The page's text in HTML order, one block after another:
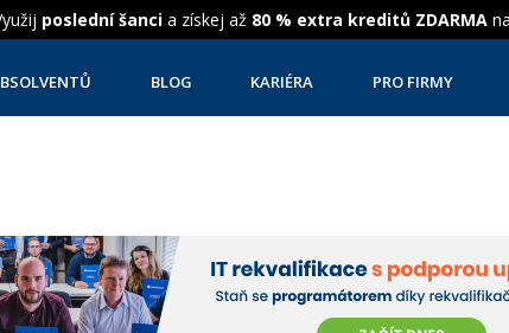
poslední šanci a získej až 80 % extra kreditů ZDARMA
BLOG KARIÉRA PRO FIRMY